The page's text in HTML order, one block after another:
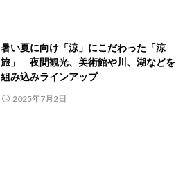
暑い夏に向け「涼」にこだわった「涼
旅」 夜間観光、美術館や川、湖などを
組み込みラインアップ
2025年7月2日